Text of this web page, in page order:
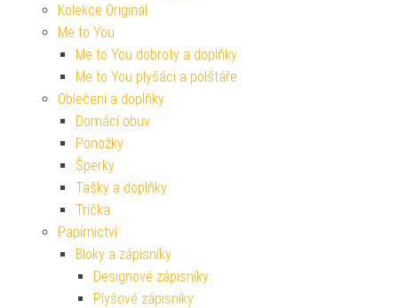
Kolekce Originál
Me to You
Me to You dobroty a doplňky
Me to You plyšáci a polštáře
Oblečení a doplňky
Domácí obuv
Ponožky
Šperky
Tašky a doplňky
Trička
Papírnictví
Bloky a zápisníky
Designové zápisníky
Plyšové zápisníky